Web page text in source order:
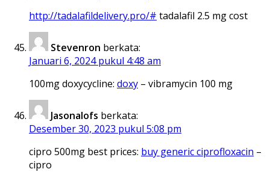
http://tadalafildelivery.pro/# tadalafil 2.5 mg cost
Stevenron berkata:
Januari 6, 2024 pukul 4:48 am
100mg doxycycline: doxy – vibramycin 100 mg
Jasonalofs berkata:
Desember 30, 2023 pukul 5:08 pm
cipro 500mg best prices: buy generic ciprofloxacin –
cipro